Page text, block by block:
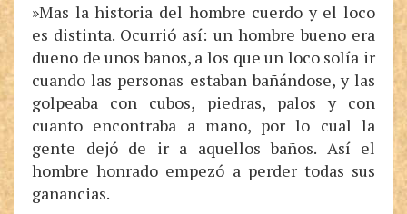
»Mas la historia del hombre cuerdo y el loco
es distinta. Ocurrió así: un hombre bueno era
dueño de unos baños, a los que un loco solía ir
cuando las personas estaban bañándose, y las
golpeaba con cubos, piedras, palos y con
cuanto encontraba a mano, por lo cual la
gente dejó de ir a aquellos baños. Así el
hombre honrado empezó a perder todas sus
ganancias.